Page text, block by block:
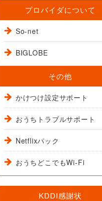
プロバイダについて
So-net
BIGLOBE
その他
かけつけ設定サポート
おうちトラブルサポート
Netflixパック
おうちどこでもWi-Fi
KDDI感謝状